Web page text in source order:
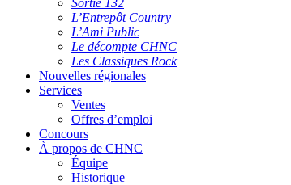
Sortie 132
L’Entrepôt Country
L’Ami Public
Le décompte CHNC
Les Classiques Rock
Nouvelles régionales
Services
Ventes
Offres d’emploi
Concours
À propos de CHNC
Équipe
Historique